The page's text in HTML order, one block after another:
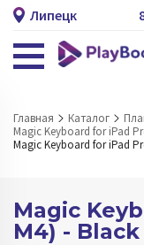
Липецк
Главная Каталог
Magic Keyboard for iPad
Magic Keyboard for iPad
Magic
M4) -